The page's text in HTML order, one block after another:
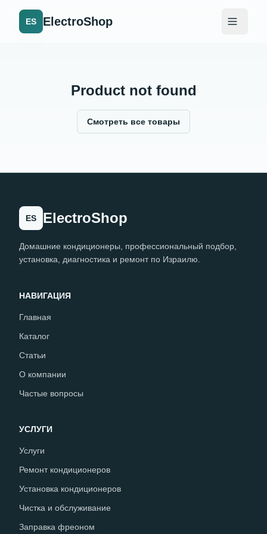
ES ElectroShop
Product not found
Смотреть все товары
ES ElectroShop
Домашние кондиционеры, профессиональный подбор,
установка, диагностика и ремонт по Израилю.
НАВИГАЦИЯ
Главная
Каталог
Статьи
О компании
Частые вопросы
УСЛУГИ
Услуги
Ремонт кондиционеров
Установка кондиционеров
Чистка и обслуживание
Заправка фреоном